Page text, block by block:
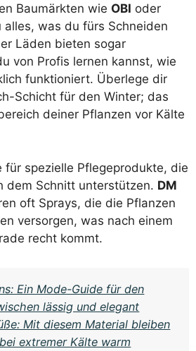
Baumärkten wie OBI oder
was du fürs Schneiden
Läden bieten sogar
von Profis lernen kannst, wie
funktioniert. Überlege dir
Schicht für den Winter; das
deiner Pflanzen vor Kälte
für spezielle Pflegeprodukte, die
dem Schnitt unterstützen. DM
oft Sprays, die die Pflanzen
versorgen, was nach einem
recht kommt.
Ein Mode-Guide für den
lässig und elegant
Mit diesem Material bleiben
extremer Kälte warm